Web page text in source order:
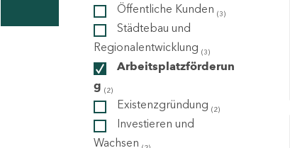
Öffentliche Kunden (3)
Städtebau und
Regionalentwicklung (3)
Arbeitsplatzförderun
g (2)
Existenzgründung (2)
Investieren und
Wachsen